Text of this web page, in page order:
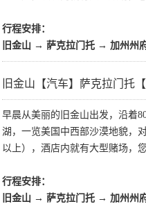
行程安排：
旧金山 → 萨克拉门托 → 加州州
旧金山【汽车】萨克拉门托
早晨从美丽的旧金山出发，沿着
湖，一览美国中西部沙漠地貌，
以上），酒店内就有大型赌场，
行程安排：
旧金山 → 萨克拉门托 → 加州州